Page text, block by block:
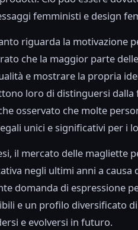
femministi e design
riguarda la motivazione
che la maggior parte
e mostrare la propria
loro di distinguersi
osservato che molte
unici e significativi per i
il mercato delle magliette
negli ultimi anni a causa
domanda di espressione
e un profilo diversificato
e evolversi in futuro.